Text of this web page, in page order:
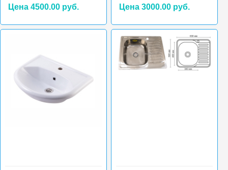
Цена 4500.00 руб. Цена 3000.00 руб.